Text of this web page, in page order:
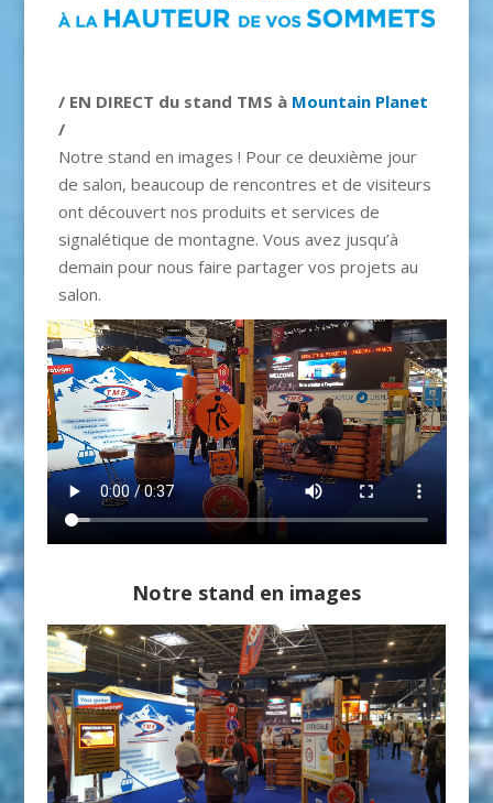
/ EN DIRECT du stand TMS à Mountain Planet
/
Notre stand en images ! Pour ce deuxième jour
de salon, beaucoup de rencontres et de visiteurs
ont découvert nos produits et services de
signalétique de montagne. Vous avez jusqu’à
demain pour nous faire partager vos projets au
salon.
Notre stand en images